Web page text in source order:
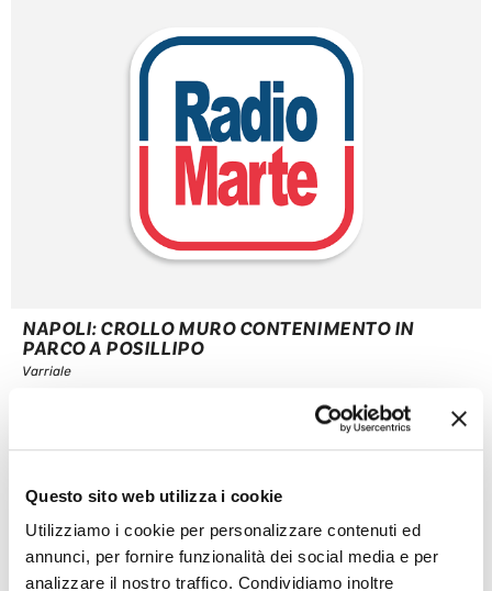
Questo sito web utilizza i cookie
Utilizziamo i cookie per personalizzare contenuti ed
annunci, per fornire funzionalità dei social media e per
analizzare il nostro traffico. Condividiamo inoltre
NAPOLI: CROLLO MURO CONTENIMENTO IN
PARCO A POSILLIPO
Varriale
Un muro di contenimento all’interno del parco Le Rondini, in via
feriti. Sul posto sono intervenuti vigili del fuoco e polizia
...
Leggi articolo